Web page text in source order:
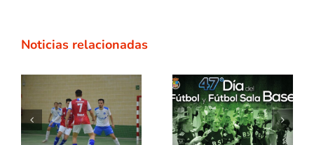
Noticias relacionadas
de Zaragoza
convoca sus
ayudas para
equipos de
Nueva edición
del Día del